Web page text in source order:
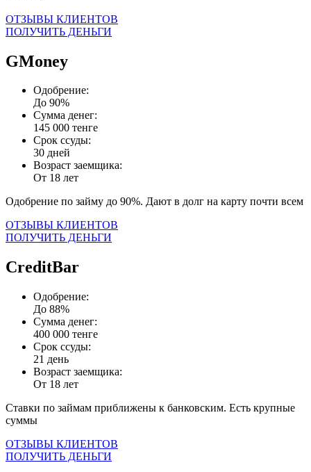
ОТЗЫВЫ КЛИЕНТОВ
ПОЛУЧИТЬ ДЕНЬГИ
GMoney
Одобрение:
До 90%
Сумма денег:
145 000 тенге
Срок ссуды:
30 дней
Возраст заемщика:
От 18 лет
Одобрение по займу до 90%. Дают в долг на карту почти всем
ОТЗЫВЫ КЛИЕНТОВ
ПОЛУЧИТЬ ДЕНЬГИ
CreditBar
Одобрение:
До 88%
Сумма денег:
400 000 тенге
Срок ссуды:
21 день
Возраст заемщика:
От 18 лет
Ставки по займам приближены к банковским. Есть крупные
суммы
ОТЗЫВЫ КЛИЕНТОВ
ПОЛУЧИТЬ ДЕНЬГИ